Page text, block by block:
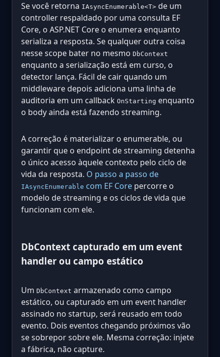
Se você retorna IAsyncEnumerable<T> de um
controller respaldado por uma consulta EF
Core, o ASP.NET Core o enumera enquanto
serializa a resposta. Se qualquer outra coisa
nesse scope bater no mesmo DbContext
enquanto a serialização está em curso, o
detector lança. Fácil de cair quando um
middleware depois adiciona uma linha de
auditoria em um callback OnStarting enquanto
o body ainda está fazendo streaming.
A correção é materializar o enumerable, ou
garantir que o endpoint de streaming detenha
o único acesso àquele contexto pelo ciclo de
vida da resposta. O passo a passo de
IAsyncEnumerable com EF Core percorre o
modelo de streaming e os ciclos de vida que
funcionam com ele.
DbContext capturado em um event
handler ou campo estático
Um DbContext armazenado como campo
estático, ou capturado em um event handler
assinado no startup, será reusado em todo
evento. Dois eventos chegando próximos vão
se sobrepor sobre ele. Mesma correção: injete
a fábrica, não capture.